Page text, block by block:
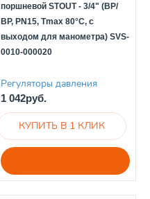
поршневой STOUT - 3/4" (ВР/
ВР, PN15, Tmax 80°С, с
выходом для манометра) SVS-
0010-000020
Регуляторы давления
1 042руб.